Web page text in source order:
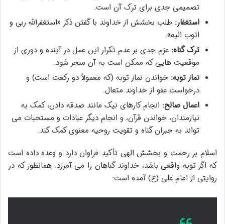
تصمیمی جدی برای ترک آن است.
استغفار: طلب بخشش از خداوند با گفتن ذکر «استغفرالله ربی و
اتوب الیه».
ترک گناه: عزم جدی بر عدم تکرار این عمل در آینده و دوری از
موقعیت هایی که ممکن است به آن منجر شود.
نماز توبه: خواندن نماز توبه (که معمولاً دو رکعت است) و
درخواست عفو از خداوند متعال.
اعمال صالح: انجام کارهای نیک مانند صدقه دادن، کمک به
نیازمندان، خواندن قرآن، و انجام دیگر عبادات و مستحبات می
تواند به جبران گناه و تقویت روحیه معنوی کمک کند.
اسلام بر رحمت و بخشش الهی تأکید فراوان دارد و وعده داده است
که اگر توبه واقعی باشد، خداوند گناهان را می آمرزد. همانطور که در
روایتی از امام علی (ع) آمده است: